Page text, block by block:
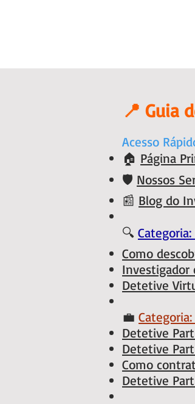
📍 Guia
Acesso
🏠 Página
🛡️ Nossos
📰 Blog do
🔍
Como
Investigador
Detetive
💼
Detetive
Detetive
Como
Detetive